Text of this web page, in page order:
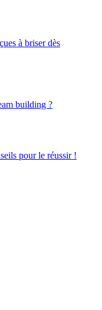
à briser dès
building ?
pour le réussir !